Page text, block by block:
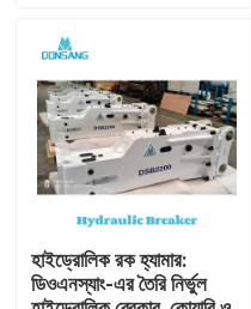
বাড়ি
VR প্রদর্শন
হাইড্রোলিক রক হ্যামার:
ডিওএনস্যাং-এর তৈরি নির্ভুল